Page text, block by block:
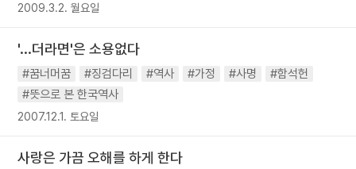
2009.3.2. 월요일
'...더라면'은 소용없다
#꿈너머꿈 #징검다리 #역사 #가정 #사명
#함석헌
#뜻으로 본 한국역사
2007.12.1. 토요일
사랑은 가끔 오해를 하게 한다